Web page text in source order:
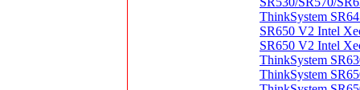
ThinkSystem
SR650 V2 Intel
SR650 V2 Intel
ThinkSystem
ThinkSystem